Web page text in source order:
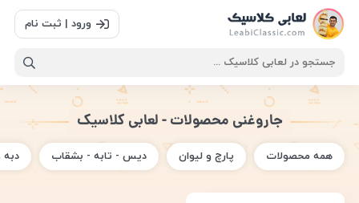
ورود | ثبت نام
جاروغنی محصولات - لعابی کلاسیک
همه محصولات پارچ و لیوان دیس - تابه - بشقاب